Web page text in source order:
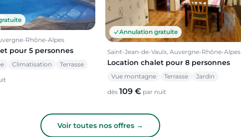
Rhône-Alpes
pour 5 personnes
Climatisation Terrasse
Annulation gratuite
Saint-Jean-de-Vaulx, Auvergne-Rhône-Alpes
Location chalet pour 8 personnes
Vue montagne Terrasse Jardin
dès 109 € par nuit
Voir toutes nos offres →